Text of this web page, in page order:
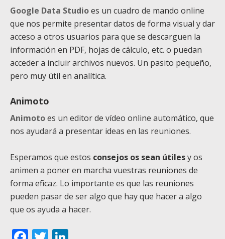
Google Data Studioes un cuadro de mando online
que nos permite presentar datos de forma visual y dar
acceso a otros usuarios para que se descarguen la
información en PDF, hojas de cálculo, etc. o puedan
acceder a incluir archivos nuevos. Un pasito pequeño,
pero muy útil en analítica.
Animoto
Animotoes un editor de vídeo online automático, que
nos ayudará a presentar ideas en las reuniones.
Esperamos que estos consejos os sean útilesy os
animen a poner en marcha vuestras reuniones de
forma eficaz. Lo importante es que las reuniones
pueden pasar de ser algo que hay que hacer a algo
que os ayuda a hacer.